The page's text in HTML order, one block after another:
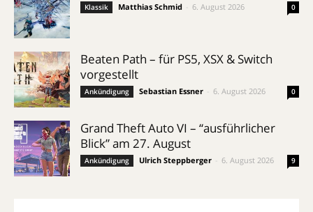
Klassik Matthias Schmid 6. August 2026 0
Beaten Path – für PS5, XSX & Switch
vorgestellt
Ankündigung Sebastian Essner 6. August 2026 0
Grand Theft Auto VI – “ausführlicher
Blick” am 27. August
Ankündigung Ulrich Steppberger 6. August 2026 9